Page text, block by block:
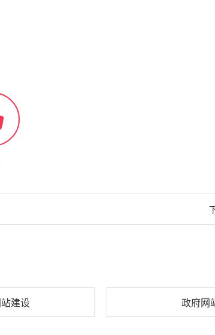
建设 政府网